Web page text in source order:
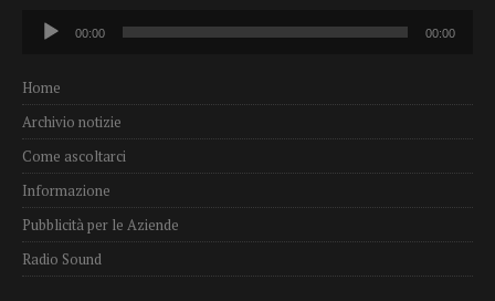
Audio
Player
00:00 00:00
Home
Archivio notizie
Come ascoltarci
Informazione
Pubblicità per le Aziende
Radio Sound